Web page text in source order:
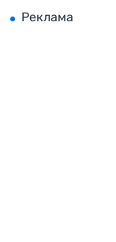
Реклама